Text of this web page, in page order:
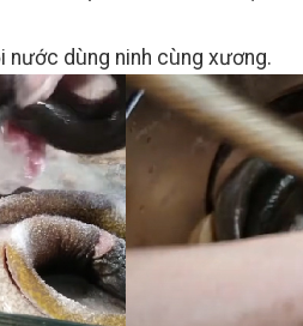
nước dùng ninh cùng xương.